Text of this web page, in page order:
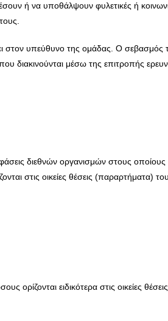
ή να υποθάλψουν φυλετικές ή
στον υπεύθυνο της ομάδας. Ο σεβασμός
διακινούνται μέσω της επιτροπής
διεθνών οργανισμών στους οποίους
στις οικείες θέσεις (παραρτήματα)
ορίζονται ειδικότερα στις οικείες